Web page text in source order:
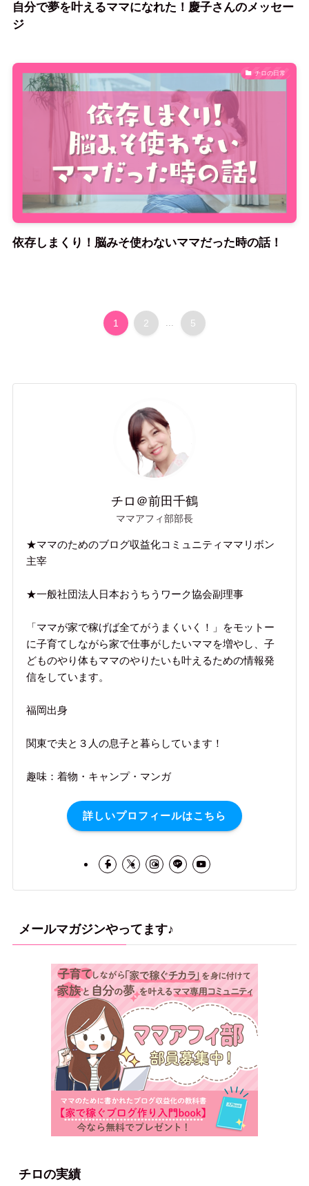
自分で夢を叶えるママになれた！慶子さんのメッセー
ジ
チロの日常
依存しまくり！脳みそ使わないママだった時の話！
1 2 ... 5
チロ＠前田千鶴
ママアフィ部部長
★ママのためのブログ収益化コミュニティママリボン
主宰
★一般社団法人日本おうちうワーク協会副理事
「ママが家で稼げば全てがうまくいく！」をモットー
に子育てしながら家で仕事がしたいママを増やし、子
どものやり体もママのやりたいも叶えるための情報発
信をしています。
福岡出身
関東で夫と３人の息子と暮らしています！
趣味：着物・キャンプ・マンガ
詳しいプロフィールはこちら
メールマガジンやってます♪
チロの実績